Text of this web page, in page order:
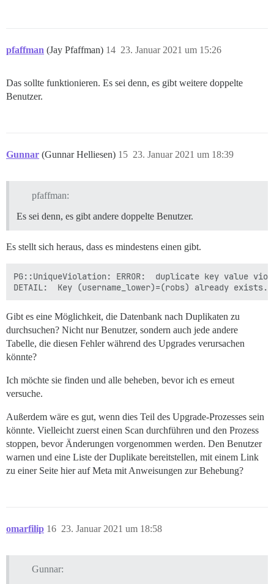
pfaffman (Jay Pfaffman) 23. Januar 2021 um 15:26
14
Das sollte funktionieren. Es sei denn, es gibt weitere doppelte
Benutzer.
Gunnar (Gunnar Helliesen) 23. Januar 2021 um 18:39
15
pfaffman:
Es sei denn, es gibt andere doppelte Benutzer.
Es stellt sich heraus, dass es mindestens einen gibt.
PG::UniqueViolation: ERROR:  duplicate key value
Gibt es eine Möglichkeit, die Datenbank nach Duplikaten zu
durchsuchen? Nicht nur Benutzer, sondern auch jede andere
Tabelle, die diesen Fehler während des Upgrades verursachen
könnte?
Ich möchte sie finden und alle beheben, bevor ich es erneut
versuche.
Außerdem wäre es gut, wenn dies Teil des Upgrade-Prozesses sein
könnte. Vielleicht zuerst einen Scan durchführen und den Prozess
stoppen, bevor Änderungen vorgenommen werden. Den Benutzer
warnen und eine Liste der Duplikate bereitstellen, mit einem Link
zu einer Seite hier auf Meta mit Anweisungen zur Behebung?
omarfilip 23. Januar 2021 um 18:58
16
Gunnar: